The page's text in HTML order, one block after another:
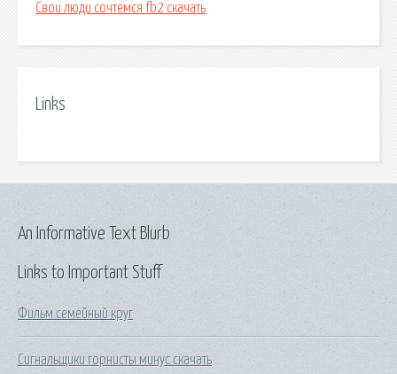
Свои люди сочтемся fb2 скачать
Links
Links to Important Stuff
Фильм семейный круг
Сигнальщики горнисты минус скачать
An Informative Text Blurb